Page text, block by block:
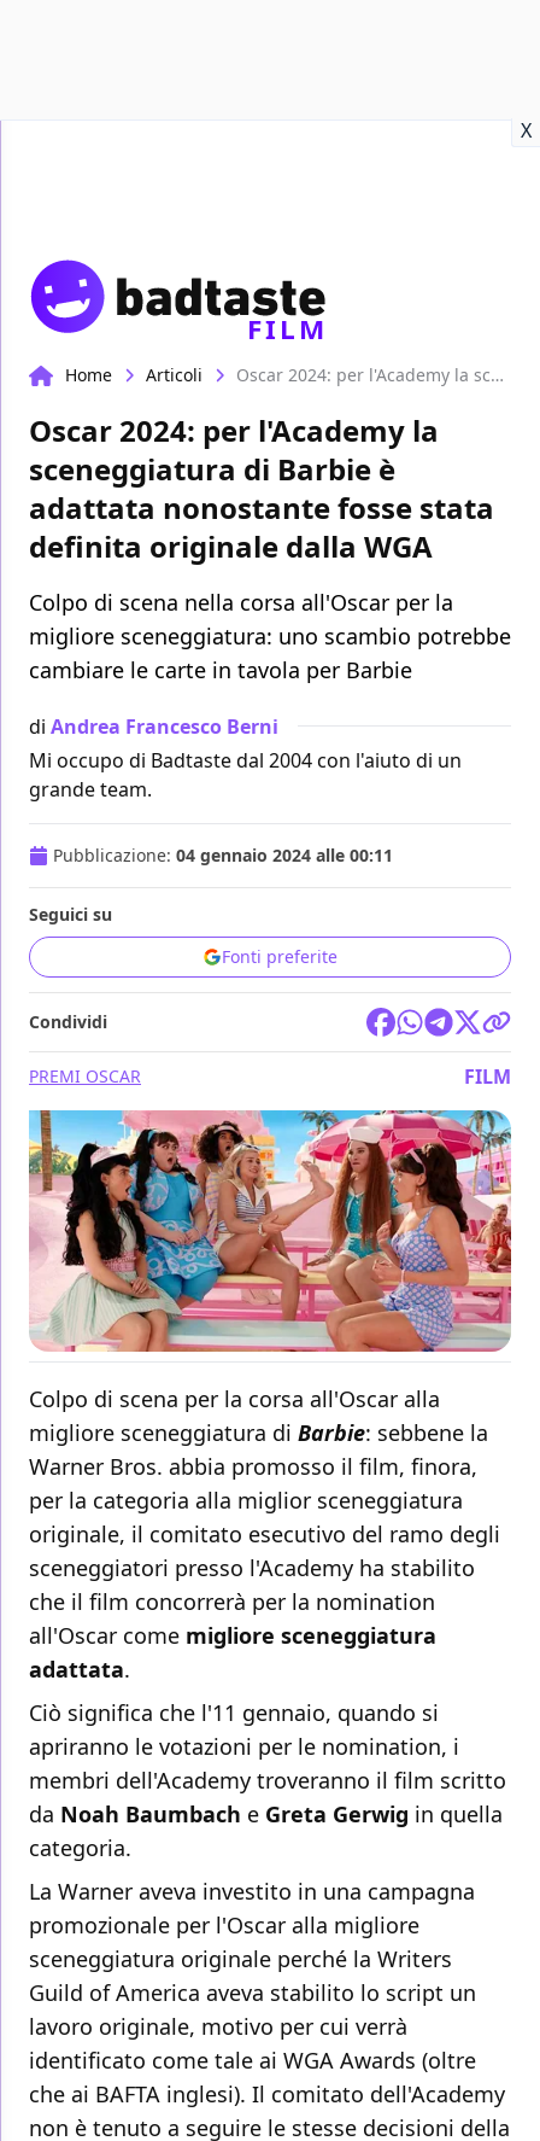
X
FILM
Home Articoli Oscar 2024: per l'Academy la sceneggiatura di Barbie è adattata nonostante fosse stata definita originale dalla WGA
Oscar 2024: per l'Academy la
sceneggiatura di Barbie è
adattata nonostante fosse stata
definita originale dalla WGA
Colpo di scena nella corsa all'Oscar per la
migliore sceneggiatura: uno scambio potrebbe
cambiare le carte in tavola per Barbie
di Andrea Francesco Berni
Mi occupo di Badtaste dal 2004 con l'aiuto di un
grande team.
Pubblicazione: 04 gennaio 2024 alle 00:11
Seguici su
Fonti preferite
Condividi
PREMI OSCAR FILM
Colpo di scena per la corsa all'Oscar alla
migliore sceneggiatura di Barbie: sebbene la
Warner Bros. abbia promosso il film, finora,
per la categoria alla miglior sceneggiatura
originale, il comitato esecutivo del ramo degli
sceneggiatori presso l'Academy ha stabilito
che il film concorrerà per la nomination
all'Oscar come migliore sceneggiatura
adattata.
Ciò significa che l'11 gennaio, quando si
apriranno le votazioni per le nomination, i
membri dell'Academy troveranno il film scritto
da Noah Baumbach e Greta Gerwig in quella
categoria.
La Warner aveva investito in una campagna
promozionale per l'Oscar alla migliore
sceneggiatura originale perché la Writers
Guild of America aveva stabilito lo script un
lavoro originale, motivo per cui verrà
identificato come tale ai WGA Awards (oltre
che ai BAFTA inglesi). Il comitato dell'Academy
non è tenuto a seguire le stesse decisioni della